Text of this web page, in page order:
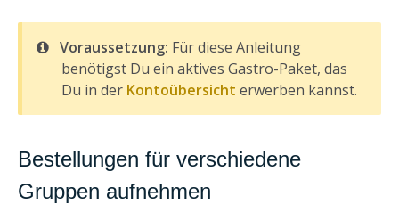
Voraussetzung: Für diese Anleitung
benötigst Du ein aktives Gastro-Paket, das
Du in der Kontoübersicht erwerben kannst.
Bestellungen für verschiedene
Gruppen aufnehmen